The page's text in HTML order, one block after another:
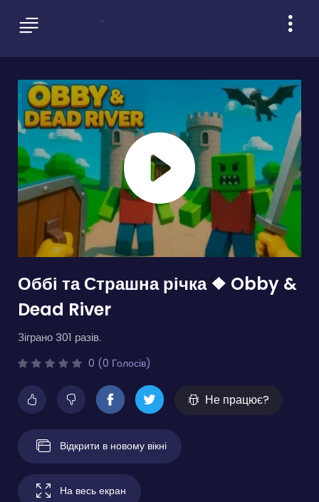
Оббі та Страшна річка ❖ Obby &
Dead River
Зіграно 301 разів.
0 (0 Голосів)
Не працює?
Відкрити в новому вікні
На весь екран